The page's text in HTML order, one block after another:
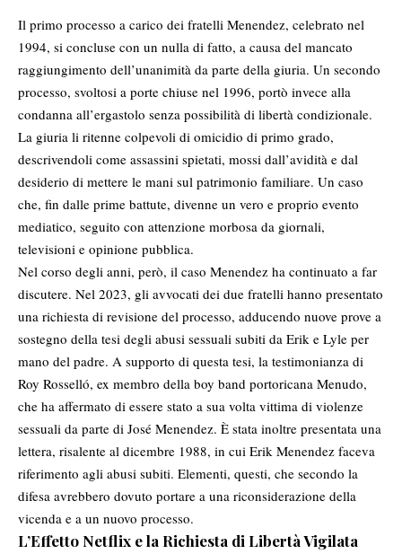
Il primo processo a carico dei fratelli Menendez, celebrato nel
1994, si concluse con un nulla di fatto, a causa del mancato
raggiungimento dell’unanimità da parte della giuria. Un secondo
processo, svoltosi a porte chiuse nel 1996, portò invece alla
condanna all’ergastolo senza possibilità di libertà condizionale.
La giuria li ritenne colpevoli di omicidio di primo grado,
descrivendoli come assassini spietati, mossi dall’avidità e dal
desiderio di mettere le mani sul patrimonio familiare. Un caso
che, fin dalle prime battute, divenne un vero e proprio evento
mediatico, seguito con attenzione morbosa da giornali,
televisioni e opinione pubblica.
Nel corso degli anni, però, il caso Menendez ha continuato a far
discutere. Nel 2023, gli avvocati dei due fratelli hanno presentato
una richiesta di revisione del processo, adducendo nuove prove a
sostegno della tesi degli abusi sessuali subiti da Erik e Lyle per
mano del padre. A supporto di questa tesi, la testimonianza di
Roy Rosselló, ex membro della boy band portoricana Menudo,
che ha affermato di essere stato a sua volta vittima di violenze
sessuali da parte di José Menendez. È stata inoltre presentata una
lettera, risalente al dicembre 1988, in cui Erik Menendez faceva
riferimento agli abusi subiti. Elementi, questi, che secondo la
difesa avrebbero dovuto portare a una riconsiderazione della
vicenda e a un nuovo processo.
L’Effetto Netflix e la Richiesta di Libertà Vigilata